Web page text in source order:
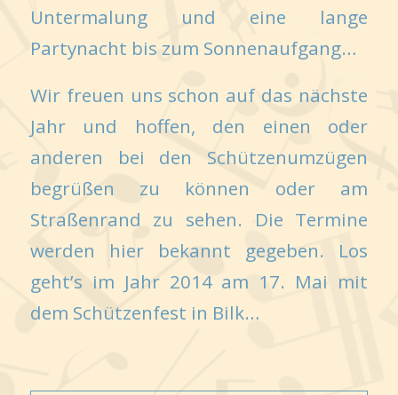
Untermalung und eine lange
Partynacht bis zum Sonnenaufgang…
Wir freuen uns schon auf das nächste
Jahr und hoffen, den einen oder
anderen bei den Schützenumzügen
begrüßen zu können oder am
Straßenrand zu sehen. Die Termine
werden hier bekannt gegeben. Los
geht’s im Jahr 2014 am 17. Mai mit
dem Schützenfest in Bilk…